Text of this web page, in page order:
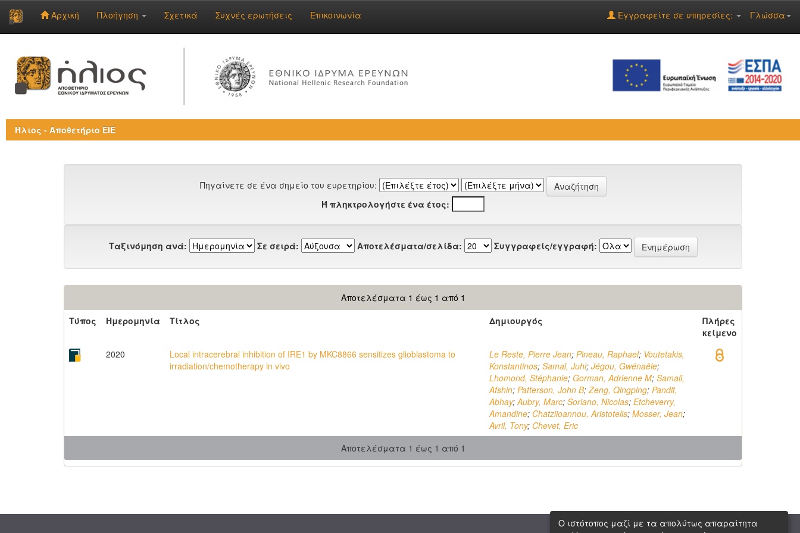
navigation
Αρχική Πλοήγηση Σχετικά Συχνές ερωτήσεις Επικοινωνία Γλώσσα
Εγγραφείτε σε υπηρεσίες:
Ήλιος - Αποθετήριο ΕΙΕ
Πηγαίνετε σε ένα σημείο του ευρετηρίου:
Ή πληκτρολογήστε ένα έτος:
Ταξινόμηση ανά: Σε σειρά: Αποτελέσματα/σελίδα: Συγγραφείς/εγγραφή:
Αποτελέσματα 1 έως 1 από 1
Τύπος
Ημερομηνία Τίτλος Δημιουργός
Πλήρες
κείμενο
2020
Local intracerebral inhibition of IRE1 by MKC8866 sensitizes glioblastoma to
irradiation/chemotherapy in vivo
Le Reste, Pierre Jean; Pineau, Raphael; Voutetakis,
Konstantinos; Samal, Juhi; Jégou, Gwénaële;
Lhomond, Stéphanie; Gorman, Adrienne M; Samali,
Afshin; Patterson, John B;Zeng, Qingping; Pandit,
Abhay;Aubry, Marc; Soriano, Nicolas; Etcheverry,
Amandine; Chatziioannou, Aristotelis; Mosser, Jean;
Avril, Tony; Chevet, Eric
Αποτελέσματα 1 έως 1 από 1
Ο ιστότοπος μαζί με τα απολύτως απαραίτητα